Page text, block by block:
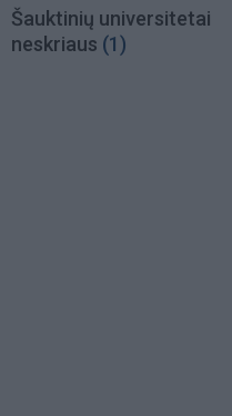
Šauktinių universitetai
neskriaus (1)